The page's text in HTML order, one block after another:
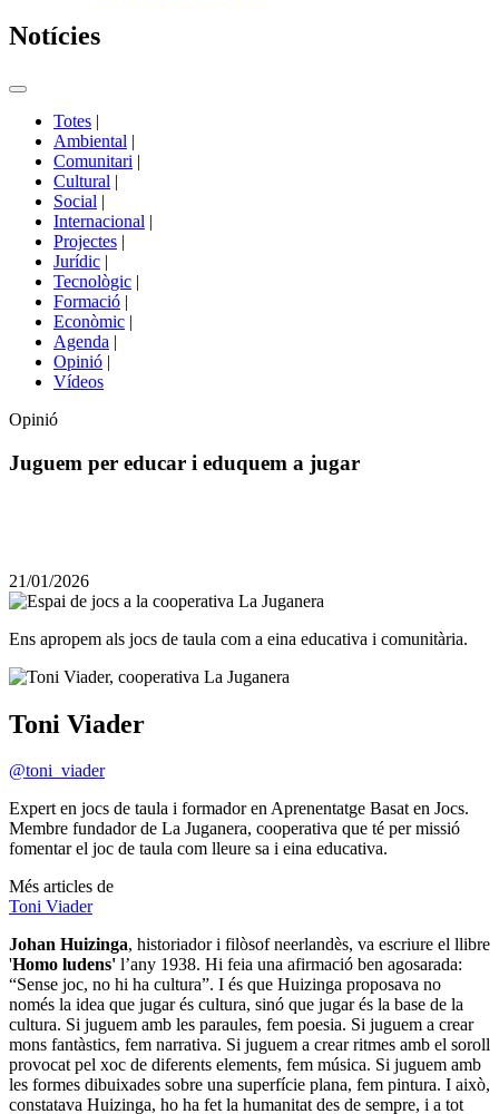
Notícies
Commutador
portals
Totes |
Ambiental |
Comunitari |
Cultural |
Social |
Internacional |
Projectes |
Jurídic |
Tecnològic |
Formació |
Econòmic |
Agenda |
Opinió |
Vídeos
Opinió
Juguem per educar i eduquem a jugar
en
altres
xarxes
socials
21/01/2026
Ens apropem als jocs de taula com a eina educativa i comunitària.
Sobre
Toni Viader
@toni_viader
Expert en jocs de taula i formador en Aprenentatge Basat en Jocs.
Membre fundador de La Juganera, cooperativa que té per missió
fomentar el joc de taula com lleure sa i eina educativa.
Més articles de
Toni Viader
Johan Huizinga, historiador i filòsof neerlandès, va escriure el llibre
'Homo ludens' l’any 1938. Hi feia una afirmació ben agosarada:
“Sense joc, no hi ha cultura”. I és que Huizinga proposava no
només la idea que jugar és cultura, sinó que jugar és la base de la
cultura. Si juguem amb les paraules, fem poesia. Si juguem a crear
mons fantàstics, fem narrativa. Si juguem a crear ritmes amb el soroll
provocat pel xoc de diferents elements, fem música. Si juguem amb
les formes dibuixades sobre una superfície plana, fem pintura. I això,
constatava Huizinga, ho ha fet la humanitat des de sempre, i a tot